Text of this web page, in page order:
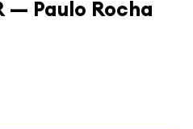
— Paulo Rocha